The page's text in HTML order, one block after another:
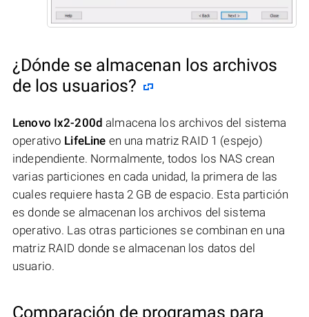
¿Dónde se almacenan los archivos
de los usuarios?
Lenovo Ix2-200d almacena los archivos del sistema
operativo LifeLine en una matriz RAID 1 (espejo)
independiente. Normalmente, todos los NAS crean
varias particiones en cada unidad, la primera de las
cuales requiere hasta 2 GB de espacio. Esta partición
es donde se almacenan los archivos del sistema
operativo. Las otras particiones se combinan en una
matriz RAID donde se almacenan los datos del
usuario.
Comparación de programas para